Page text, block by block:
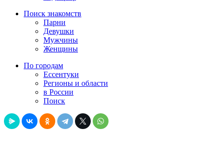
Поиск знакомств
Парни
Девушки
Мужчины
Женщины
По городам
Ессентуки
Регионы и области
в России
Поиск